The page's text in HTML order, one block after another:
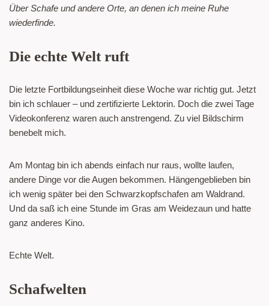
Über Schafe und andere Orte, an denen ich meine Ruhe
wiederfinde.
Die echte Welt ruft
Die letzte Fortbildungseinheit diese Woche war richtig gut. Jetzt
bin ich schlauer – und zertifizierte Lektorin. Doch die zwei Tage
Videokonferenz waren auch anstrengend. Zu viel Bildschirm
benebelt mich.
Am Montag bin ich abends einfach nur raus, wollte laufen,
andere Dinge vor die Augen bekommen. Hängengeblieben bin
ich wenig später bei den Schwarzkopfschafen am Waldrand.
Und da saß ich eine Stunde im Gras am Weidezaun und hatte
ganz anderes Kino.
Echte Welt.
Schafwelten